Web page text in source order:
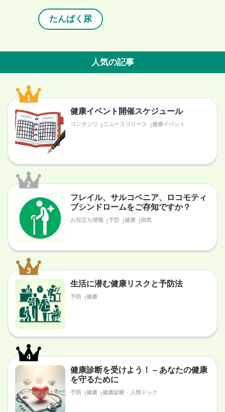
たんぱく尿
人気の記事
1
健康イベント開催スケジュール
コンテンツ ニュースリリース 健康イベント
2
フレイル、サルコペニア、ロコモティ
ブシンドロームをご存知ですか？
お役立ち情報 予防 健康 病気
3
生活に潜む健康リスクと予防法
予防 健康
4
健康診断を受けよう！ – あなたの健康
を守るために
予防 健康 健康診断・人間ドック